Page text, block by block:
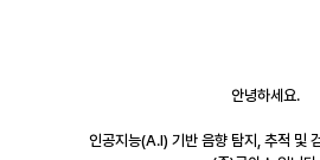
안녕하세요.
인공지능(A.I) 기반 음향 탐지, 추적 및